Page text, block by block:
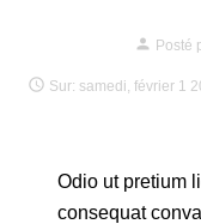
person Posté
 Sur: samedi, février 1
Odio ut pretium
consequat